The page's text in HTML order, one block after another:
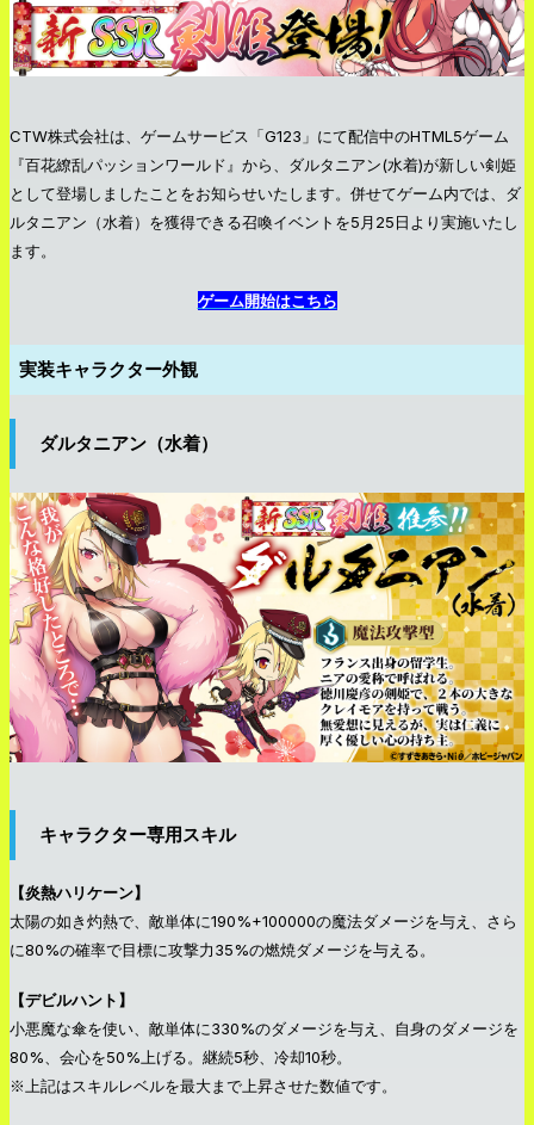
CTW株式会社は、ゲームサービス「G123」にて配信中のHTML5ゲーム
『百花繚乱パッションワールド』から、ダルタニアン(水着)が新しい剣姫
として登場しましたことをお知らせいたします。併せてゲーム内では、ダ
ルタニアン（水着）を獲得できる召喚イベントを5月25日より実施いたし
ます。
ゲーム開始はこちら
実装キャラクター外観
ダルタニアン（水着）
キャラクター専用スキル
【炎熱ハリケーン】
太陽の如き灼熱で、敵単体に190%+100000の魔法ダメージを与え、さら
に80%の確率で目標に攻撃力35%の燃焼ダメージを与える。
【デビルハント】
小悪魔な傘を使い、敵単体に330%のダメージを与え、自身のダメージを
80%、会心を50%上げる。継続5秒、冷却10秒。
※上記はスキルレベルを最大まで上昇させた数値です。